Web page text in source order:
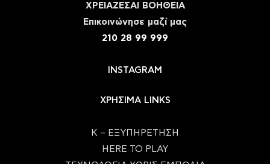
ΧΡΕΙΑΖΕΣΑΙ ΒΟΗΘΕΙΑ
Eπικοινώνησε μαζί μας
210 28 99 999
INSTAGRAM
ΧΡΗΣΙΜΑ LINKS
Κ – ΕΞΥΠΗΡΕΤΗΣΗ
HERE TO PLAY